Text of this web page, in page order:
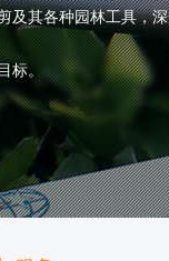
及其各种园林工具，
标。